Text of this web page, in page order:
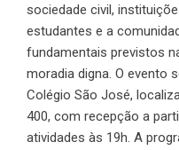
sociedade civil,
estudantes e a
fundamentais previstos
moradia digna. O evento
Colégio São José,
400, com recepção a
atividades às 19h. A